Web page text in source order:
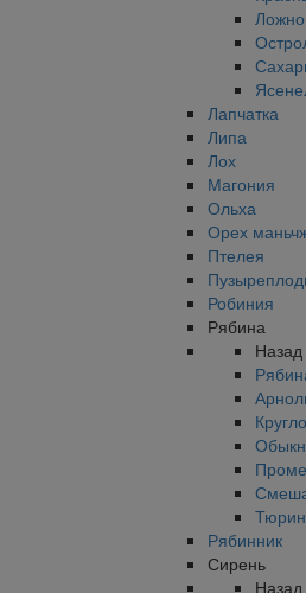
Лапчатка
Липа
Лох
Магония
Ольха
Орех
Птелея
Робиния
Рябина
Назад
Рябинник
Сирень
Назад